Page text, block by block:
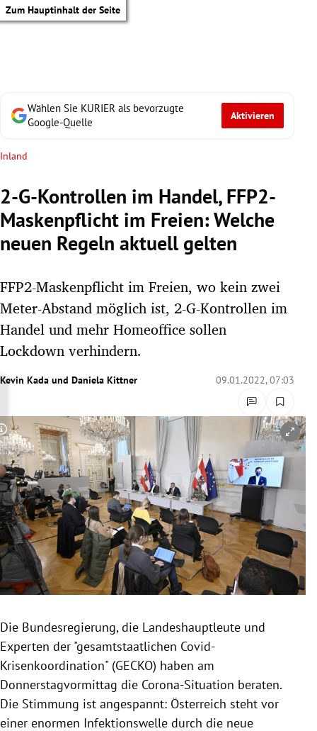
Zum Hauptinhalt der Seite
Untermenü
Untermenü
Untermenü
Untermenü
Untermenü
Untermenü
Wählen Sie KURIER als bevorzugte
Google-Quelle
Aktivieren
Inland
2-G-Kontrollen im Handel, FFP2-
Maskenpflicht im Freien: Welche
neuen Regeln aktuell gelten
FFP2-Maskenpflicht im Freien, wo kein zwei
Meter-Abstand möglich ist, 2-G-Kontrollen im
Handel und mehr Homeoffice sollen
Lockdown verhindern.
Kevin Kada und Daniela Kittner 09.01.2022, 07:03
Copyright-Hinweis öffnen/schließen
Die Bundesregierung, die Landeshauptleute und
Experten der "gesamtstaatlichen Covid-
Krisenkoordination" (GECKO) haben am
Donnerstagvormittag die Corona-Situation beraten.
Die Stimmung ist angespannt: Österreich steht vor
einer enormen Infektionswelle durch die neue